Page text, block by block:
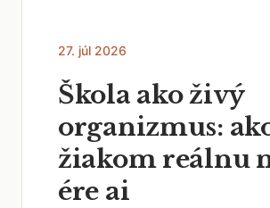
27. júl 2026
Škola ako živý
organizmus:
žiakom reálnu
ére ai